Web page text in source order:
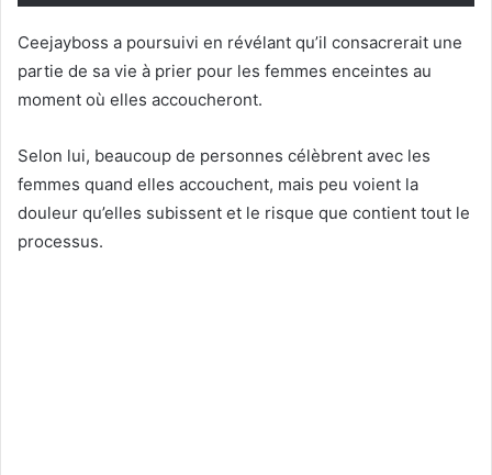
Ceejayboss a poursuivi en révélant qu’il consacrerait une
partie de sa vie à prier pour les femmes enceintes au
moment où elles accoucheront.
Selon lui, beaucoup de personnes célèbrent avec les
femmes quand elles accouchent, mais peu voient la
douleur qu’elles subissent et le risque que contient tout le
processus.